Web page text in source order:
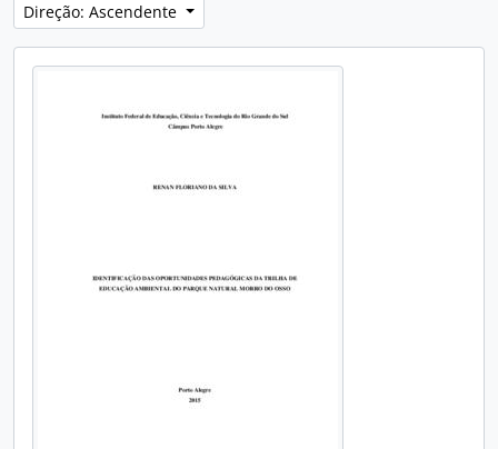
Direção: Ascendente